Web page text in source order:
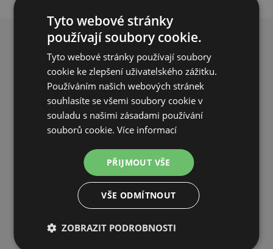
PROČ NAKUPOVAT U NÁS?
na objednávky od 5000 Kč včetně DPH
Tyto webové stránky
používají soubory cookie.
Tyto webové stránky používají soubory
cookie ke zlepšení uživatelského zážitku.
Používáním našich webových stránek
souhlasíte se všemi soubory cookie v
souladu s našimi zásadami používání
souborů cookie.Více informací
PŘIJMOUT VŠE
VŠE ODMÍTNOUT
ZOBRAZIT PODROBNOSTI